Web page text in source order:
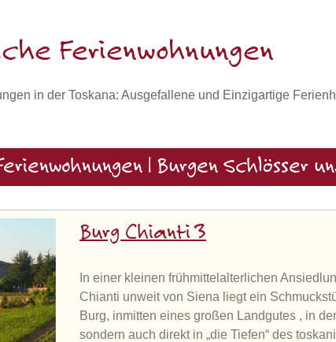
Ferienwohnungen
in der Toskana: Ausgefallene und Einzigartige
| Burgen Schlösser
Burg Chianti 3
In einer kleinen frühmittelalterlichen
Chianti unweit von Siena liegt ein
Burg, inmitten eines großen Landgutes , in
sondern auch direkt in „die Tiefen“ des